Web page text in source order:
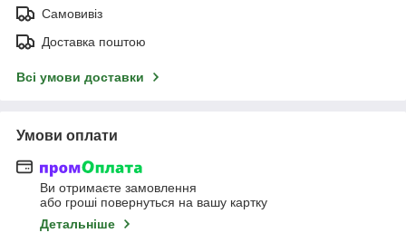
Самовивіз
Доставка поштою
Всі умови доставки
Умови оплати
Ви отримаєте замовлення
або гроші повернуться на вашу картку
Детальніше